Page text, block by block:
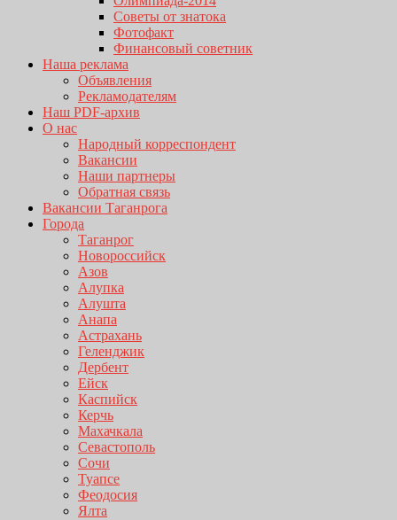
Советы от знатока
Фотофакт
Финансовый советник
Наша реклама
Объявления
Рекламодателям
Наш PDF-архив
О нас
Народный корреспондент
Вакансии
Наши партнеры
Обратная связь
Вакансии Таганрога
Города
Таганрог
Новороссийск
Азов
Алупка
Алушта
Анапа
Астрахань
Геленджик
Дербент
Ейск
Каспийск
Керчь
Махачкала
Севастополь
Сочи
Туапсе
Феодосия
Ялта